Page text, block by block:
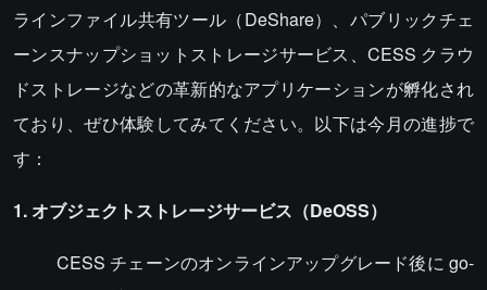
ラインファイル共有ツール（DeShare）、パブリックチェ
ーンスナップショットストレージサービス、CESS クラウ
ドストレージなどの革新的なアプリケーションが孵化され
ており、ぜひ体験してみてください。以下は今月の進捗で
す：
1. オブジェクトストレージサービス（DeOSS）
CESS チェーンのオンラインアップグレード後に go-